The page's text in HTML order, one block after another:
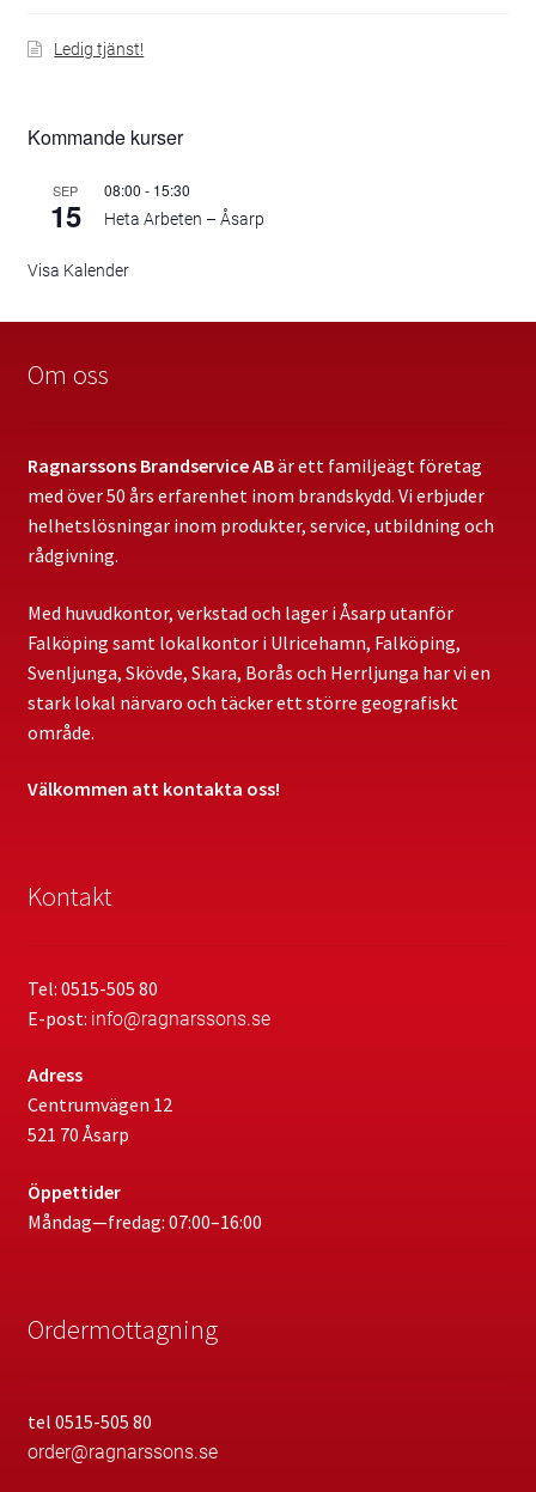
Ledig tjänst!
Kommande kurser
SEP
15
08:00 - 15:30
Heta Arbeten – Åsarp
Visa Kalender
Om oss
Ragnarssons Brandservice ABär ett familjeägt företag
med över 50 års erfarenhet inom brandskydd. Vi erbjuder
helhetslösningar inom produkter, service, utbildning och
rådgivning.
Med huvudkontor, verkstad och lager i Åsarp utanför
Falköping samt lokalkontor i Ulricehamn, Falköping,
Svenljunga, Skövde, Skara, Borås och Herrljunga har vi en
stark lokal närvaro och täcker ett större geografiskt
område.
Välkommen att kontakta oss!
Kontakt
Tel: 0515-505 80
E-post: info@ragnarssons.se
Adress
Centrumvägen 12
521 70 Åsarp
Öppettider
Måndag—fredag: 07:00–16:00
Ordermottagning
tel 0515-505 80
order@ragnarssons.se